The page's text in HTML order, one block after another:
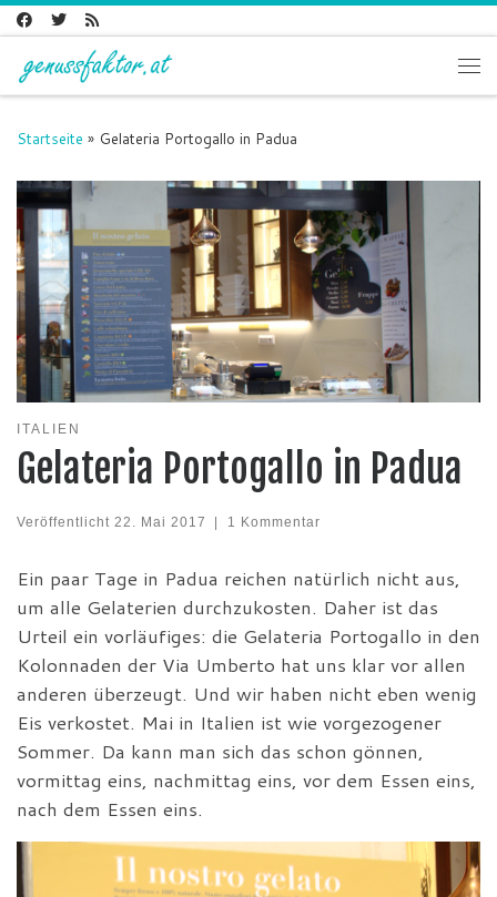
Zum Inhalt springen
Startseite » Gelateria Portogallo in Padua
ITALIEN
Gelateria Portogallo in Padua
Veröffentlicht 22. Mai 2017 | 1 Kommentar
Ein paar Tage in Padua reichen natürlich nicht aus,
um alle Gelaterien durchzukosten. Daher ist das
Urteil ein vorläufiges: die Gelateria Portogallo in den
Kolonnaden der Via Umberto hat uns klar vor allen
anderen überzeugt. Und wir haben nicht eben wenig
Eis verkostet. Mai in Italien ist wie vorgezogener
Sommer. Da kann man sich das schon gönnen,
vormittag eins, nachmittag eins, vor dem Essen eins,
nach dem Essen eins.